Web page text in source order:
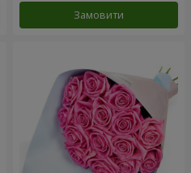
Замовити